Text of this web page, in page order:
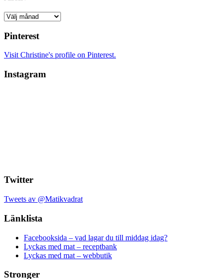
Arkiv
Pinterest
Visit Christine's profile on Pinterest.
Instagram
Twitter
Tweets av @Matikvadrat
Länklista
Facebooksida – vad lagar du till middag idag?
Lyckas med mat – receptbank
Lyckas med mat – webbutik
Stronger